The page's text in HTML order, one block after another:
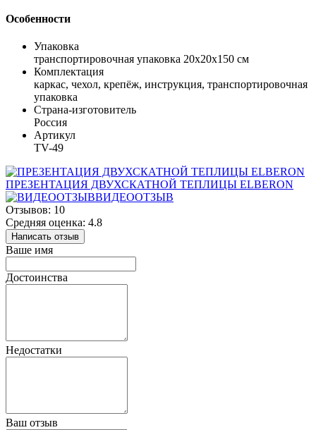
Особенности
Упаковка
транспортировочная упаковка 20x20x150 см
Комплектация
каркас, чехол, крепёж, инструкция, транспортировочная
упаковка
Страна-изготовитель
Россия
Артикул
TV-49
ПРЕЗЕНТАЦИЯ ДВУХСКАТНОЙ ТЕПЛИЦЫ ELBERON
ВИДЕООТЗЫВ
Отзывов: 10
Средняя оценка: 4.8
Написать отзыв
Ваше имя
Достоинства
Недостатки
Ваш отзыв